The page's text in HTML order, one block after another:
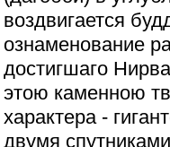
воздвигается
ознаменование
достигшаго
этою каменною
характера -
двумя